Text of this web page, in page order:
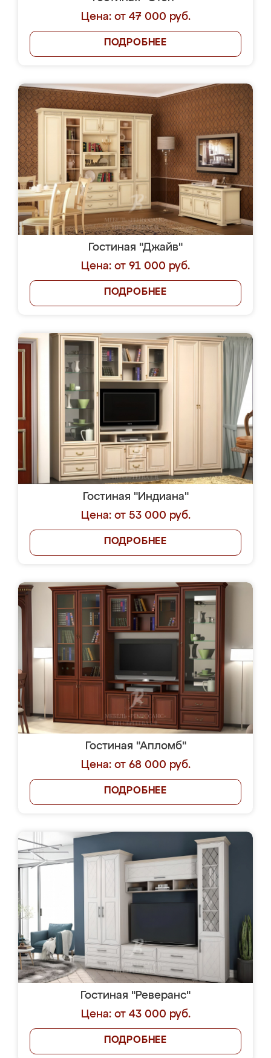
Цена: от 47 000 руб.
ПОДРОБНЕЕ
Гостиная "Джайв"
Цена: от 91 000 руб.
ПОДРОБНЕЕ
Гостиная "Индиана"
Цена: от 53 000 руб.
ПОДРОБНЕЕ
Гостиная "Апломб"
Цена: от 68 000 руб.
ПОДРОБНЕЕ
Гостиная "Реверанс"
Цена: от 43 000 руб.
ПОДРОБНЕЕ